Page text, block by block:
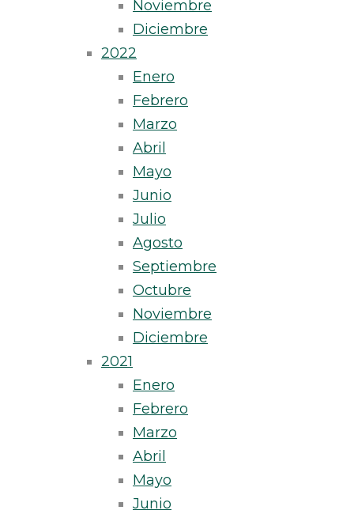
Noviembre
Diciembre
2022
Enero
Febrero
Marzo
Abril
Mayo
Junio
Julio
Agosto
Septiembre
Octubre
Noviembre
Diciembre
2021
Enero
Febrero
Marzo
Abril
Mayo
Junio